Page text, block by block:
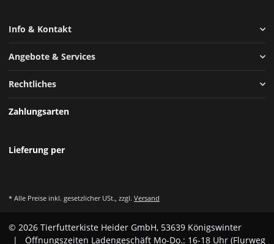
Info & Kontakt
Angebote & Services
Rechtliches
Zahlungsarten
Lieferung per
* Alle Preise inkl. gesetzlicher USt., zzgl. Versand
© 2026 Tierfutterkiste Heider GmbH, 53639 Königswinter
| Öffnungszeiten Ladengeschäft Mo-Do.: 16-18 Uhr (Flurweg